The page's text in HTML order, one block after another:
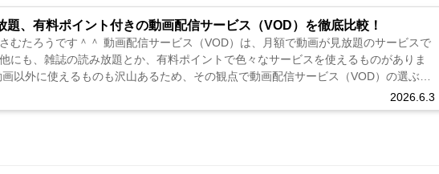
題、有料ポイント付きの動画配信サービス（VOD）を徹底比較！
2026.6.3
むたろうです＾＾ 動画配信サービス（VOD）は、月額で動画が見放題のサービスで
にも、雑誌の読み放題とか、有料ポイントで色々なサービスを使えるものがありま
以外に使えるものも沢山あるため、その観点で動画配信サービス（VOD）の選ぶの